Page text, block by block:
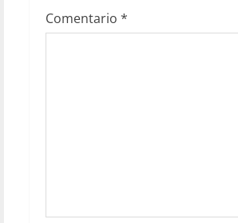
Comentario *